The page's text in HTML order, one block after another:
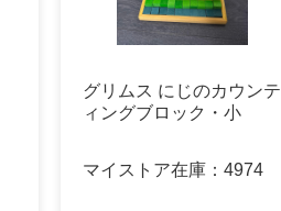
グリムス にじのカウンテ
ィングブロック・小
マイストア在庫： 4974